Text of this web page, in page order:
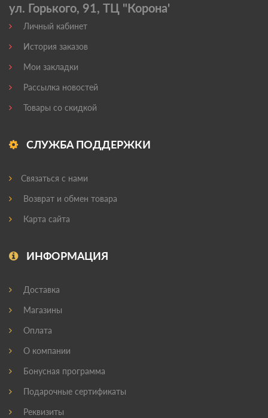
ул. Горького, 91, ТЦ "Корона'
Личный кабинет
История заказов
Мои закладки
Рассылка новостей
Товары со скидкой
СЛУЖБА ПОДДЕРЖКИ
Связаться с нами
Возврат и обмен товара
Карта сайта
ИНФОРМАЦИЯ
Доставка
Магазины
Оплата
О компании
Бонусная программа
Подарочные сертификаты
Реквизиты